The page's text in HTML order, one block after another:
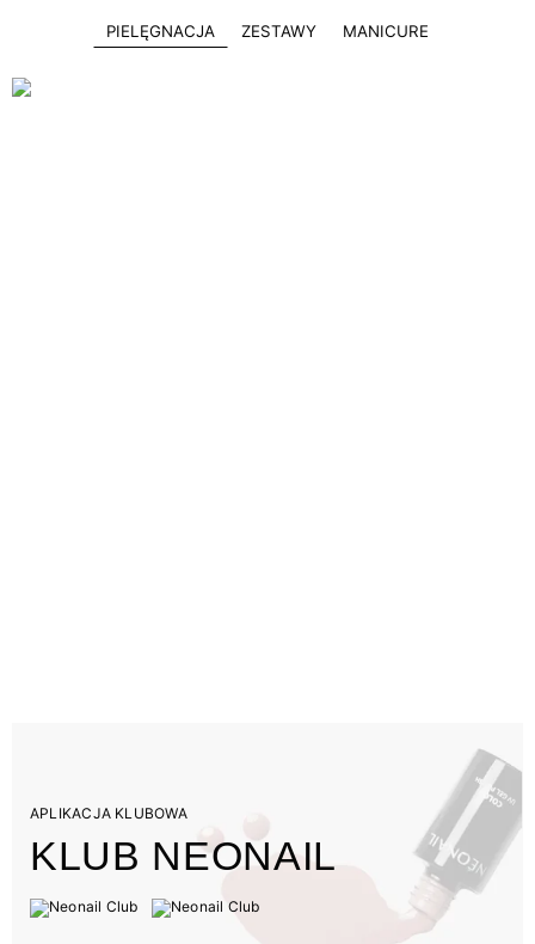
PIELĘGNACJA ZESTAWY MANICURE
APLIKACJA KLUBOWA
KLUB NEONAIL